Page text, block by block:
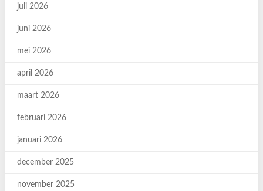
juli 2026
juni 2026
mei 2026
april 2026
maart 2026
februari 2026
januari 2026
december 2025
november 2025